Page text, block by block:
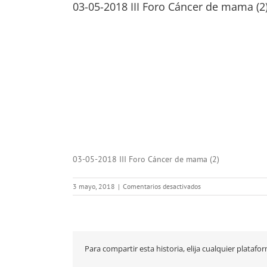
03-05-2018 III Foro Cáncer de mama
03-05-2018 III Foro Cáncer de mama (2)
3 mayo, 2018 | Comentarios desactivadosen
03-
Cáncer
Para compartir esta historia, elija cualquier